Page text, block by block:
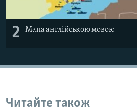
2 Мапа англійською мовою
Читайте також